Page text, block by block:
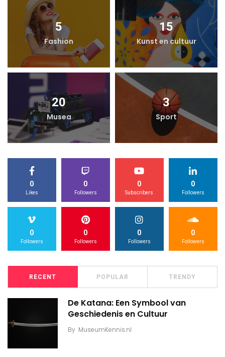
5
Fashion
15
Kunst en cultuur
20
Musea
3
Sport
0
Likes
0
Followers
0
Subscribers
0
Followers
0
Followers
0
Followers
0
Followers
0
Followers
RECENT POPULAR TRENDY
De Katana: Een Symbool van
Geschiedenis en Cultuur
By MuseumKennis.nl